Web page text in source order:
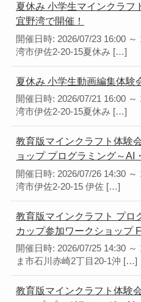
夏休み 小学生マインクラフ
宜野湾で開催！
開催日時: 2026/07/23 16:00
湾市伊佐2-20-15夏休み […]
夏休み 小学生動画編集体験
開催日時: 2026/07/21 16:00
湾市伊佐2-20-15夏休み […]
教育版マインクラフト体験
ョップ プログラミング～AI
開催日時: 2026/07/26 14:30
湾市伊佐2-20-15 伊佐 […]
教育版マインクラフト プロ
カップ参加ワークショップ
開催日時: 2026/07/25 14:30
ま市石川赤崎2丁目20-1沖 […]
教育版マインクラフト体験